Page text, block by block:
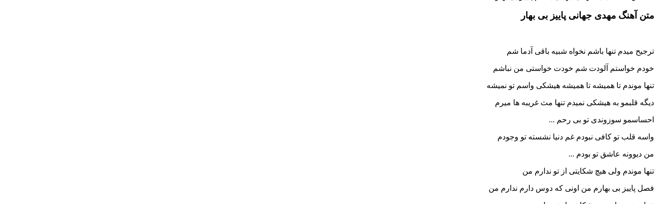
متن آهنگ مهدی جهانی پاییز بی بهار
ترجیح میدم تنها باشم نخواه شبیه باقی آدما شم
خودم خواستم آلودت شم خودت خواستی من نباشم
تنها موندم تا همیشه تا همیشه هیشکی واسم تو نمیشه
دیگه قلبمو به هیشکی نمیدم تنها مث غریبه ها میرم
احساسمو سوزوندی تو بی رحم ...
واسه قلب تو کافی نبودم غم دنیا نشسته تو وجودم
من دیوونه عاشق تو بودم ...
تنها موندم ولی هیچ شکایتی از تو ندارم من
فصل پاییز بی بهارم من اونی که دوس دارم ندارم من